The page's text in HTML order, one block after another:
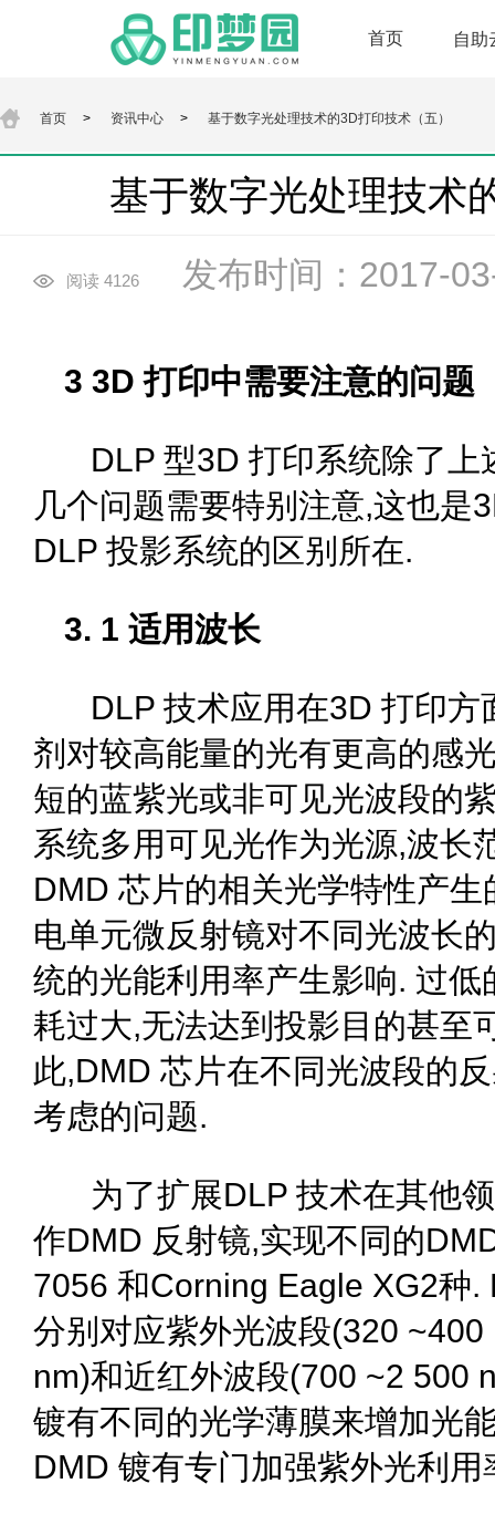
首页 自助
首页 > 资讯中心 > 基于数字光处理技术的3D打印技术（五）
基于数字光处理技术
阅读 4126 发布时间：2017-
3 3D 打印中需要注意的问题
DLP 型3D 打印系统除了上
几个问题需要特别注意,这也是
DLP 投影系统的区别所在.
3. 1 适用波长
DLP 技术应用在3D 打印方
剂对较高能量的光有更高的感
短的蓝紫光或非可见光波段的
系统多用可见光作为光源,波长
DMD 芯片的相关光学特性产
电单元微反射镜对不同光波长
统的光能利用率产生影响. 过
耗过大,无法达到投影目的甚至
此,DMD 芯片在不同光波段的
考虑的问题.
为了扩展DLP 技术在其他
作DMD 反射镜,实现不同的
7056 和Corning Eagle XG2种
分别对应紫外光波段(320
nm)和近红外波段(700 ~2 500
镀有不同的光学薄膜来增加光
DMD 镀有专门加强紫外光利用